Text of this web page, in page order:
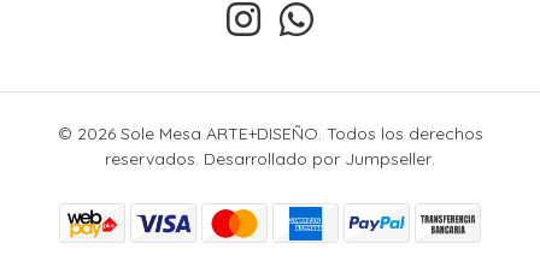
© 2026 Sole Mesa ARTE+DISEÑO. Todos los derechos
reservados. Desarrollado por Jumpseller.